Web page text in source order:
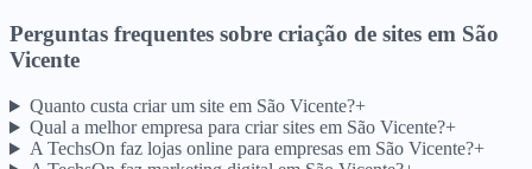
Perguntas frequentes sobre criação de sites em São
Vicente
Quanto custa criar um site em São Vicente?+
Qual a melhor empresa para criar sites em São Vicente?+
A TechsOn faz lojas online para empresas em São Vicente?+